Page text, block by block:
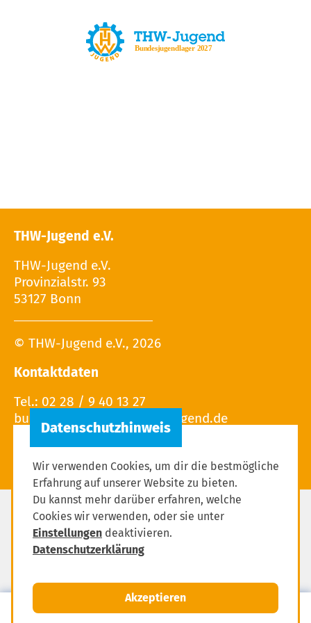
Anmelden
MENÜ
THW-Jugend e.V.
THW-Jugend e.V.
Provinzialstr. 93
53127 Bonn
© THW-Jugend e.V., 2026
Kontaktdaten
Tel.: 02 28 / 9 40 13 27
Impressum
Datenschutzerklärung
Wir verwenden Cookies, um dir die bestmögliche
Erfahrung auf unserer Website zu bieten.
Du kannst mehr darüber erfahren, welche
Cookies wir verwenden, oder sie unter
Einstellungen deaktivieren.
Datenschutzerklärung
Akzeptieren